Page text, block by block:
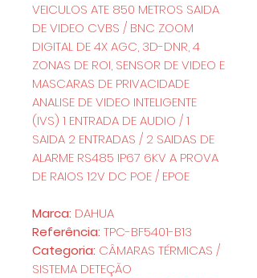
VEICULOS ATE 850 METROS SAIDA
DE VIDEO CVBS / BNC ZOOM
DIGITAL DE 4X AGC, 3D-DNR, 4
ZONAS DE ROI, SENSOR DE VIDEO E
MASCARAS DE PRIVACIDADE
ANALISE DE VIDEO INTELIGENTE
(IVS) 1 ENTRADA DE AUDIO / 1
SAIDA 2 ENTRADAS / 2 SAIDAS DE
ALARME RS485 IP67 6KV A PROVA
DE RAIOS 12V DC POE / EPOE
Marca: DAHUA
Referência: TPC-BF5401-B13
Categoria: CÂMARAS TÉRMICAS /
SISTEMA DETEÇÃO